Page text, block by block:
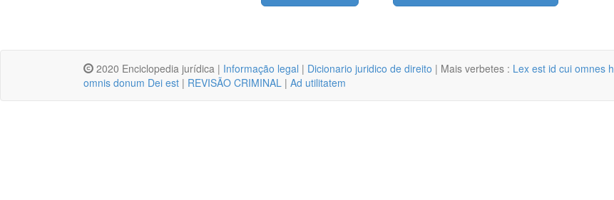
2020 Enciclopedia jurídica | Informação legal | Dicionario juridico de direito | Mais verbetes : Lex est id cui omnes
omnis donum Dei est | REVISÃO CRIMINAL | Ad utilitatem